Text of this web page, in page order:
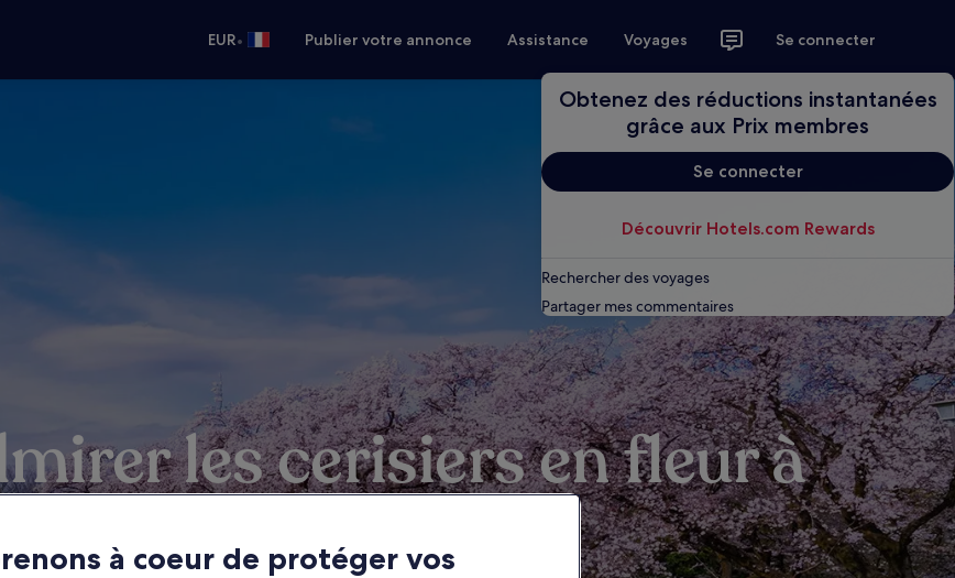
EUR• Publier votre annonce Assistance Voyages Se connecter
Obtenez des réductions instantanées
grâce aux Prix membres
Se connecter
Découvrir Hotels.com Rewards
Rechercher des voyages
Partager mes commentaires
les cerisiers en fleur à
Tokyo
à coeur de protéger vos